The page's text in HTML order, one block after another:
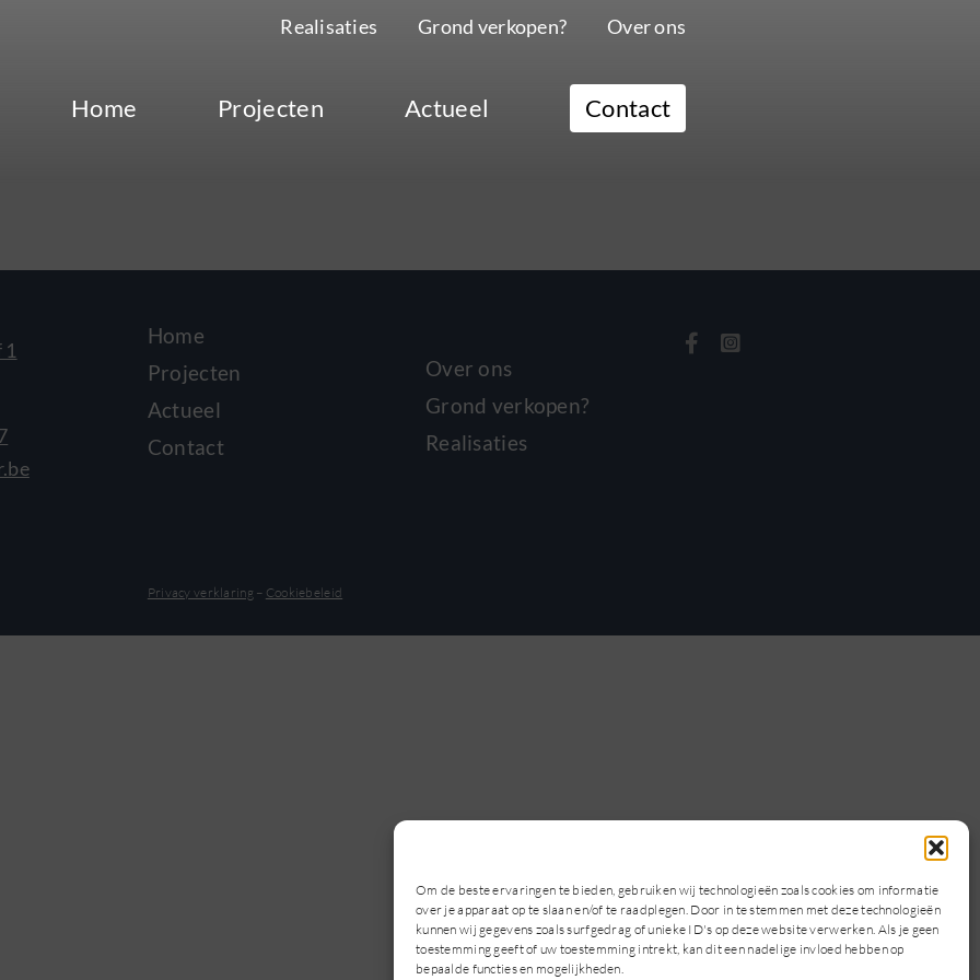
Om de beste ervaringen te bieden, gebruiken wij technologieën zoals cookies om informatie
over je apparaat op te slaan en/of te raadplegen. Door in te stemmen met deze technologieën
kunnen wij gegevens zoals surfgedrag of unieke ID's op deze website verwerken. Als je geen
toestemming geeft of uw toestemming intrekt, kan dit een nadelige invloed hebben op
bepaalde functies en mogelijkheden.
Realisaties Grond verkopen? Over ons
Home Projecten Actueel Contact
Home
Projecten
Actueel
Contact
Over ons
Grond verkopen?
Realisaties
Privacy verklaring – Cookiebeleid